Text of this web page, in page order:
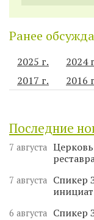
Ранее
2025 г. 2024
2017 г.
2016
Последние
7 августа
7 августа
Спикер
6 августа Спикер